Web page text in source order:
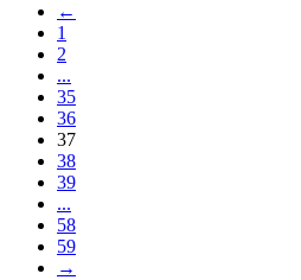
←
1
2
...
35
36
37
38
39
...
58
59
→